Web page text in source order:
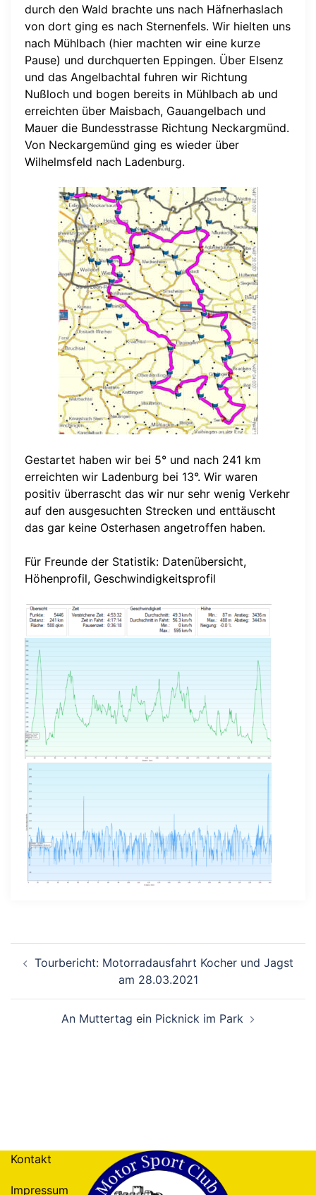
durch den Wald brachte uns nach Häfnerhaslach
von dort ging es nach Sternenfels. Wir hielten uns
nach Mühlbach (hier machten wir eine kurze
Pause) und durchquerten Eppingen. Über Elsenz
und das Angelbachtal fuhren wir Richtung
Nußloch und bogen bereits in Mühlbach ab und
erreichten über Maisbach, Gauangelbach und
Mauer die Bundesstrasse Richtung Neckargmünd.
Von Neckargemünd ging es wieder über
Wilhelmsfeld nach Ladenburg.
Gestartet haben wir bei 5° und nach 241 km
erreichten wir Ladenburg bei 13°. Wir waren
positiv überrascht das wir nur sehr wenig Verkehr
auf den ausgesuchten Strecken und enttäuscht
das gar keine Osterhasen angetroffen haben.
Für Freunde der Statistik: Datenübersicht,
Höhenprofil, Geschwindigkeitsprofil
Tourbericht: Motorradausfahrt Kocher und Jagst
am 28.03.2021
An Muttertag ein Picknick im Park
Kontakt
Impressum